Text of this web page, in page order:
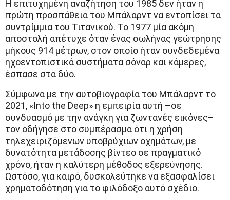
Η επιτυχημένη αναζήτηση του 1985 δεν ήταν η
πρώτη προσπάθεια του Μπάλαρντ να εντοπίσει τα
συντρίμμια του Τιτανικού. Το 1977 μία ακόμη
αποστολή απέτυχε όταν ένας σωλήνας γεώτρησης
μήκους 914 μέτρων, στον οποίο ήταν συνδεδεμένα
ηχοεντοπιστικά συστήματα σόναρ και κάμερες,
έσπασε στα δύο.
Σύμφωνα με την αυτοβιογραφία του Μπάλαρντ το
2021, «Into the Deep» η εμπειρία αυτή –σε
συνδυασμό με την ανάγκη για ζωντανές εικόνες–
τον οδήγησε στο συμπέρασμα ότι η χρήση
τηλεχειριζόμενων υποβρύχιων οχημάτων, με
δυνατότητα μετάδοσης βίντεο σε πραγματικό
χρόνο, ήταν η καλύτερη μέθοδος εξερεύνησης.
Ωστόσο, για καιρό, δυσκολεύτηκε να εξασφαλίσει
χρηματοδότηση για το φιλόδοξο αυτό σχέδιο.